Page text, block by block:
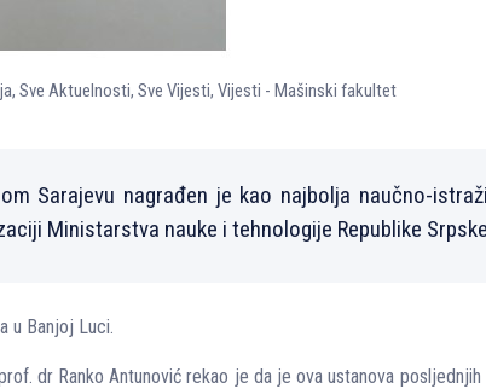
, Sve Aktuelnosti, Sve Vijesti, Vijesti - Mašinski fakultet
Sarajevu nagrađen je kao najbolјa naučno-
Ministarstva nauke i tehnologije Republike
u Banjoj Luci.
dr Ranko Antunović rekao je da je ova ustanova